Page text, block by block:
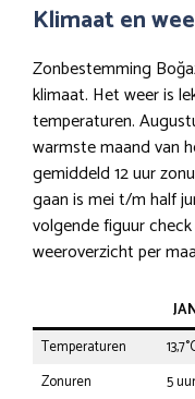
Klimaat en
Zonbestemming
klimaat. Het weer is
temperaturen.
warmste maand van
gemiddeld 12 uur
gaan is mei t/m half
volgende figuur
weeroverzicht per
Temperaturen
Zonuren
5 uur